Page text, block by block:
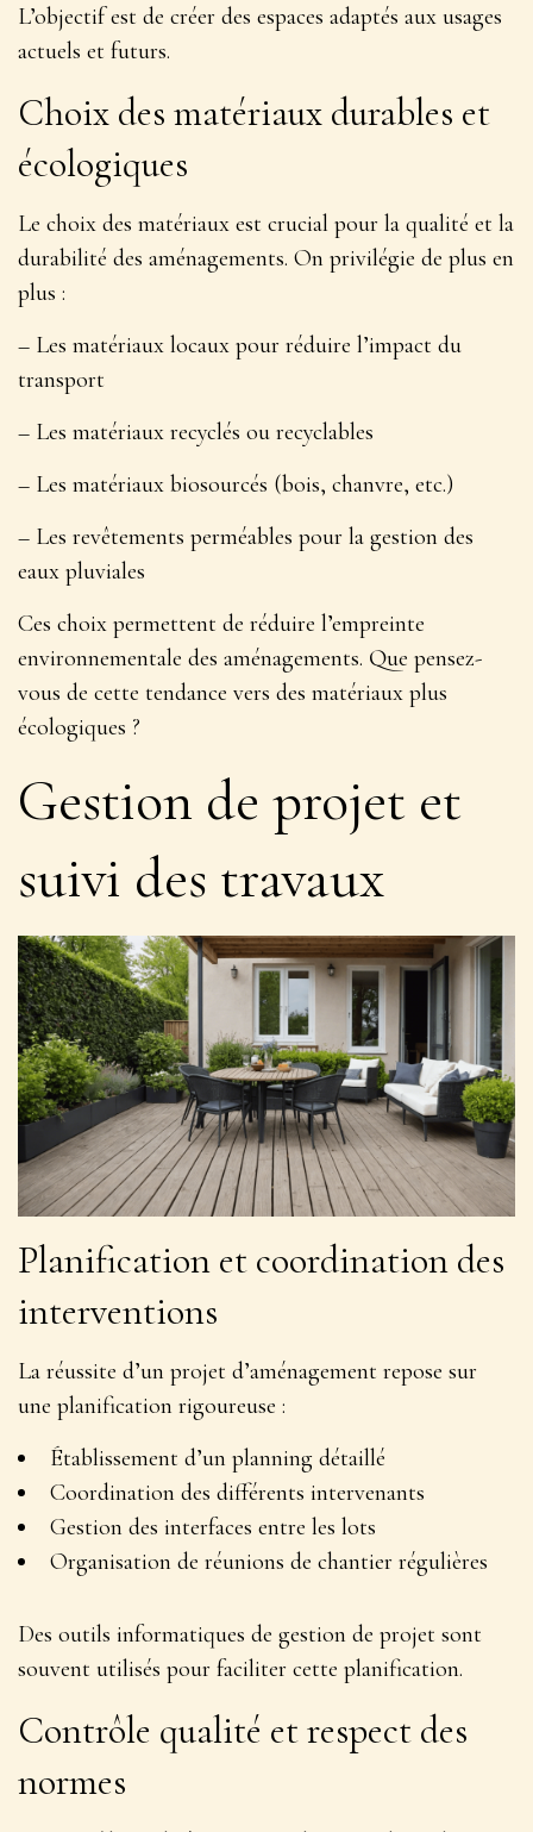
L’objectif est de créer des espaces adaptés aux usages
actuels et futurs.
Choix des matériaux durables et
écologiques
Le choix des matériaux est crucial pour la qualité et la
durabilité des aménagements. On privilégie de plus en
plus :
– Les matériaux locaux pour réduire l’impact du
transport
– Les matériaux recyclés ou recyclables
– Les matériaux biosourcés (bois, chanvre, etc.)
– Les revêtements perméables pour la gestion des
eaux pluviales
Ces choix permettent de réduire l’empreinte
environnementale des aménagements. Que pensez-
vous de cette tendance vers des matériaux plus
écologiques ?
Gestion de projet et
suivi des travaux
Planification et coordination des
interventions
La réussite d’un projet d’aménagement repose sur
une planification rigoureuse :
Établissement d’un planning détaillé
Coordination des différents intervenants
Gestion des interfaces entre les lots
Organisation de réunions de chantier régulières
Des outils informatiques de gestion de projet sont
souvent utilisés pour faciliter cette planification.
Contrôle qualité et respect des
normes